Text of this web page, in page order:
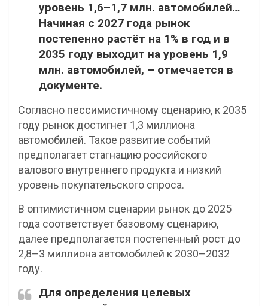
уровень 1,6–1,7 млн. автомобилей…
Начиная с 2027 года рынок
постепенно растёт на 1% в год и в
2035 году выходит на уровень 1,9
млн. автомобилей, – отмечается в
документе.
Согласно пессимистичному сценарию, к 2035
году рынок достигнет 1,3 миллиона
автомобилей. Такое развитие событий
предполагает стагнацию российского
валового внутреннего продукта и низкий
уровень покупательского спроса.
В оптимистичном сценарии рынок до 2025
года соответствует базовому сценарию,
далее предполагается постепенный рост до
2,8–3 миллиона автомобилей к 2030–2032
году.
Для определения целевых